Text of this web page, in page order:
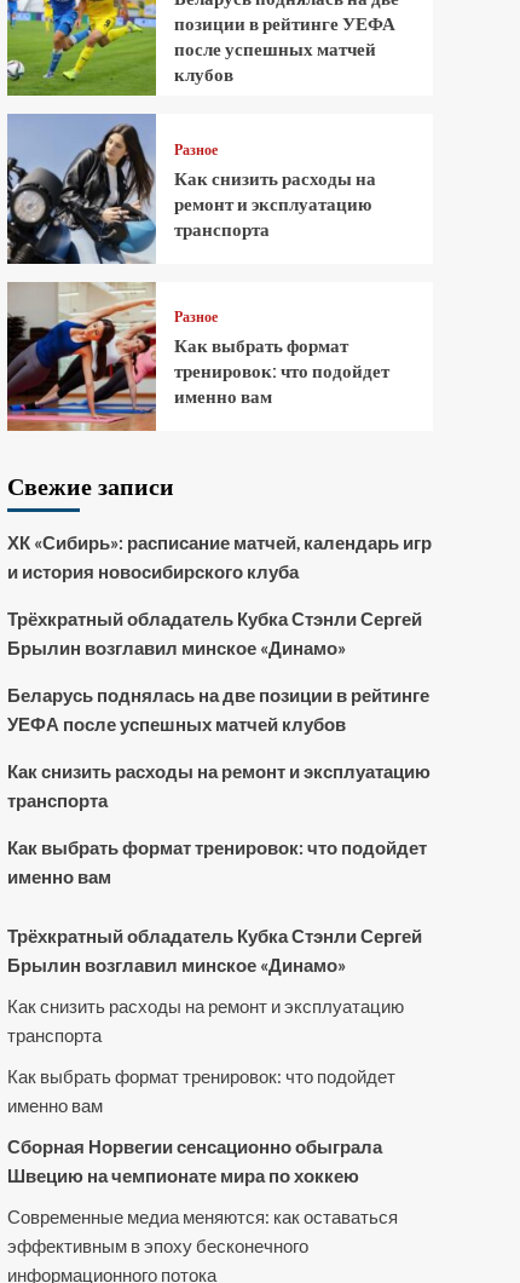
позиции в рейтинге УЕФА
после успешных матчей
клубов
Разное
Как снизить расходы на
ремонт и эксплуатацию
транспорта
Разное
Как выбрать формат
тренировок: что подойдет
именно вам
Свежие записи
ХК «Сибирь»: расписание матчей, календарь игр
и история новосибирского клуба
Трёхкратный обладатель Кубка Стэнли Сергей
Брылин возглавил минское «Динамо»
Беларусь поднялась на две позиции в рейтинге
УЕФА после успешных матчей клубов
Как снизить расходы на ремонт и эксплуатацию
транспорта
Как выбрать формат тренировок: что подойдет
именно вам
Трёхкратный обладатель Кубка Стэнли Сергей
Брылин возглавил минское «Динамо»
Как снизить расходы на ремонт и эксплуатацию
транспорта
Как выбрать формат тренировок: что подойдет
именно вам
Сборная Норвегии сенсационно обыграла
Швецию на чемпионате мира по хоккею
Современные медиа меняются: как оставаться
эффективным в эпоху бесконечного
информационного потока